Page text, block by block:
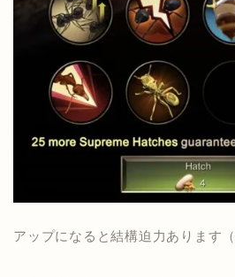
アップになると結構迫力あります（